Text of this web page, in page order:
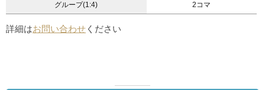
グループ(1:4) 2コマ
詳細はお問い合わせ ください